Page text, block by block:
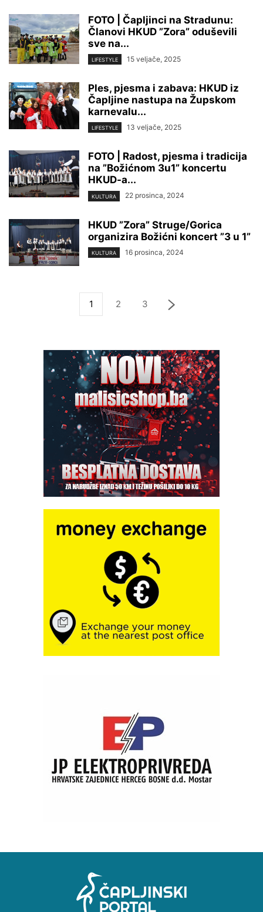
FOTO | Čapljinci na Stradunu:
Članovi HKUD ”Zora” oduševili
sve na...
LIFESTYLE 15 veljače, 2025
Ples, pjesma i zabava: HKUD iz
Čapljine nastupa na Župskom
karnevalu...
LIFESTYLE 13 veljače, 2025
FOTO | Radost, pjesma i tradicija
na ”Božićnom 3u1” koncertu
HKUD-a...
KULTURA 22 prosinca, 2024
HKUD ”Zora” Struge/Gorica
organizira Božićni koncert ”3 u 1”
KULTURA 16 prosinca, 2024
1 2 3